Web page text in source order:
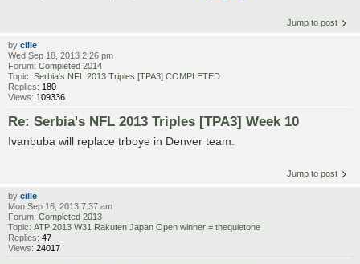
Jump to post
by cille
Wed Sep 18, 2013 2:26 pm
Forum: Completed 2014
Topic: Serbia's NFL 2013 Triples [TPA3] COMPLETED
Replies: 180
Views: 109336
Re: Serbia's NFL 2013 Triples [TPA3] Week 10
Ivanbuba will replace trboye in Denver team.
Jump to post
by cille
Mon Sep 16, 2013 7:37 am
Forum: Completed 2013
Topic: ATP 2013 W31 Rakuten Japan Open winner = thequietone
Replies: 47
Views: 24017